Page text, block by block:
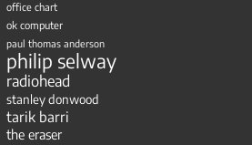
office chart
ok computer
paul thomas anderson
philip selway
radiohead
stanley donwood
tarik barri
the eraser